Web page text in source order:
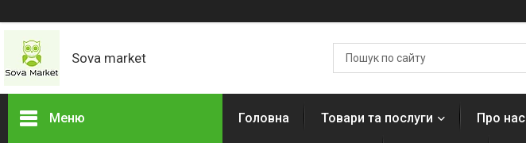
Sova market
Меню Головна Товари та послуги Про нас